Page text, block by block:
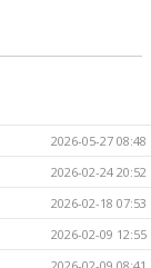
2026-05-27 08:48
2026-02-24 20:52
2026-02-18 07:53
2026-02-09 12:55